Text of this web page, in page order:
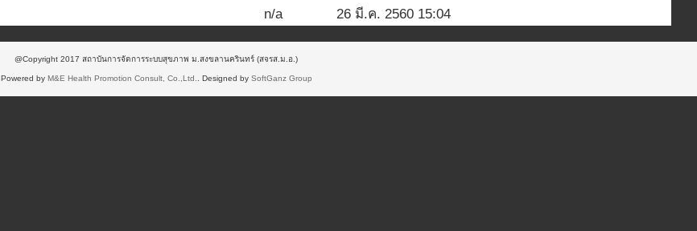
ศูนย์ประสานงาน สจรส ม.อ.
n/a 26 มี.ค. 2560 15:04
@Copyright 2017 สถาบันการจัดการระบบสุขภาพ ม.สงขลานครินทร์ (สจรส.ม.อ.)
Powered by M&E Health Promotion Consult, Co.,Ltd. . Designed by SoftGanz Group